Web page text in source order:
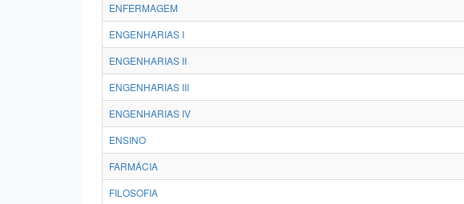
ENFERMAGEM
ENGENHARIAS I
ENGENHARIAS II
ENGENHARIAS III
ENGENHARIAS IV
ENSINO
FARMÁCIA
FILOSOFIA